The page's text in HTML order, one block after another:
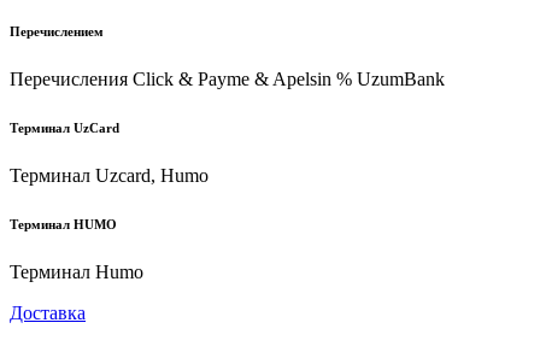
Перечислением
Перечисления Click & Payme & Apelsin % UzumBank
Терминал UzCard
Терминал Uzcard, Humo
Терминал HUMO
Терминал Humo
Доставка